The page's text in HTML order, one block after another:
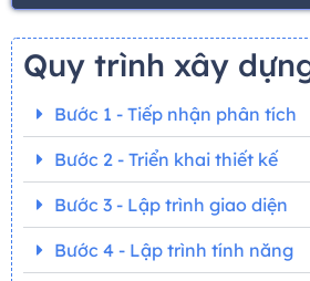
Quy trình xây
Bước 1 - Tiếp nhận phân tích
Bước 2 - Triển khai thiết kế
Bước 3 - Lập trình giao diện
Bước 4 - Lập trình tính năng